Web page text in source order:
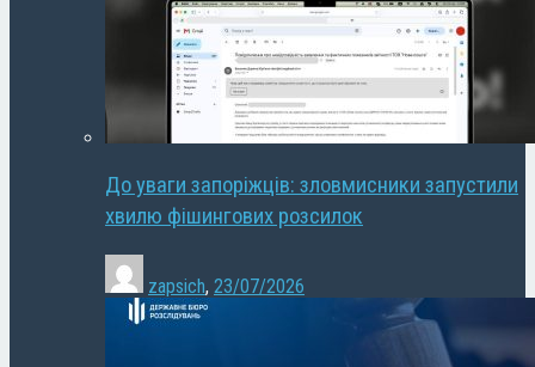
До уваги запоріжців: зловмисники запустили
хвилю фішингових розсилок
zapsich, 23/07/2026